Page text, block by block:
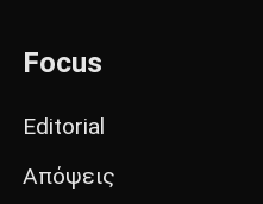
Focus
Editorial
Απόψεις